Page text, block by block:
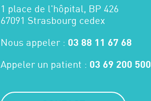
1 place de l'hôpital, BP 426
67091 Strasbourg cedex
Nous appeler : 03 88 11 67 68
Appeler un patient : 03 69 200 500